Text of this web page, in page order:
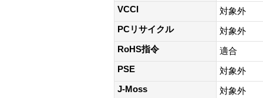
VCCI
対象外
PCリサイクル
対象外
RoHS指令
適合
PSE
対象外
J-Moss
対象外